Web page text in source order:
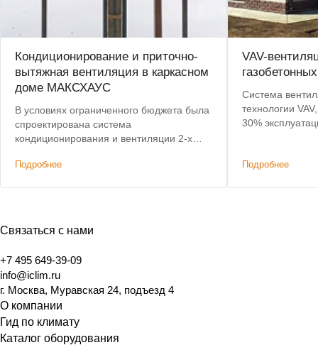
Кондиционирование и приточно-
вытяжная вентиляция в каркасном
доме МАКСХАУС
В условиях ограниченного бюджета была
спроектирована система
кондиционирования и вентиляции 2-х
характеристикам премиальным
Подробнее
VAV-
Система
технологии
30%
Подробнее
Связаться с нами
+7 495 649-39-09
info@iclim.ru
г. Москва, Муравская 24, подъезд 4
О компании
Гид по климату
Каталог оборудования